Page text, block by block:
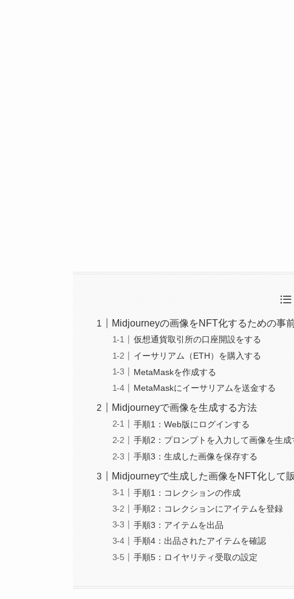
Midjourneyの画像をNFT化するための事
仮想通貨取引所の口座開設をする
イーサリアム（ETH）を購入する
MetaMaskを作成する
MetaMaskにイーサリアムを送金する
Midjourneyで画像を生成する方法
手順1：Web版にログインする
手順2：プロンプトを入力して画像を生成
手順3：生成した画像を保存する
Midjourneyで生成した画像をNFT化して
手順1：コレクションの作成
手順2：コレクションにアイテムを登録
手順3：アイテムを出品
手順4：出品されたアイテムを確認
手順5：ロイヤリティ受取の設定